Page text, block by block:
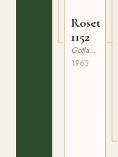
Rosette
1152
Gotlandsruss
1963